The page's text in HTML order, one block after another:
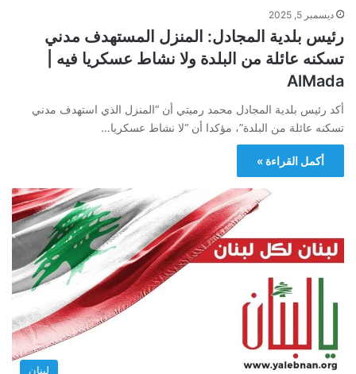
ديسمبر 5, 2025
رئيس بلدية المجادل: المنزل المستهدف مدني
تسكنه عائلة من البلدة ولا نشاط عسكريا فيه |
AlMada
أكد رئيس بلدية المجادل محمد رميتي أن “المنزل الذي استهدف مدني
تسكنه عائلة من البلدة”، مؤكدا أن “لا نشاط عسكريا…
أكمل القراءة »
لبنان